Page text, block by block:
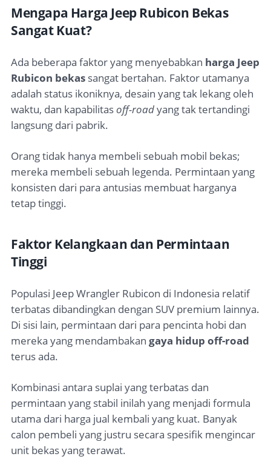
Mengapa Harga Jeep Rubicon Bekas
Sangat Kuat?
Ada beberapa faktor yang menyebabkan harga Jeep
Rubicon bekas sangat bertahan. Faktor utamanya
adalah status ikoniknya, desain yang tak lekang oleh
waktu, dan kapabilitasoff-roadyang tak tertandingi
langsung dari pabrik.
Orang tidak hanya membeli sebuah mobil bekas;
mereka membeli sebuah legenda. Permintaan yang
konsisten dari para antusias membuat harganya
tetap tinggi.
Faktor Kelangkaan dan Permintaan
Tinggi
Populasi Jeep Wrangler Rubicon di Indonesia relatif
terbatas dibandingkan dengan SUV premium lainnya.
Di sisi lain, permintaan dari para pencinta hobi dan
mereka yang mendambakan gaya hidup off-road
terus ada.
Kombinasi antara suplai yang terbatas dan
permintaan yang stabil inilah yang menjadi formula
utama dari harga jual kembali yang kuat. Banyak
calon pembeli yang justru secara spesifik mengincar
unit bekas yang terawat.